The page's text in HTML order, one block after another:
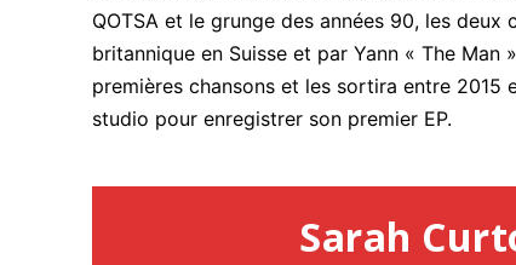
QOTSA et le grunge des années 90, les
britannique en Suisse et par Yann « The
premières chansons et les sortira entre 2015
studio pour enregistrer son premier EP.
Sarah